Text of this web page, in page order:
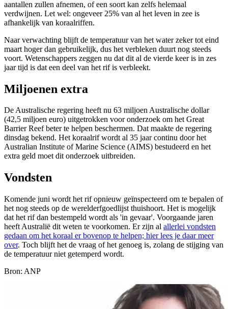
aantallen zullen afnemen, of een soort kan zelfs helemaal
verdwijnen. Let wel: ongeveer 25% van al het leven in zee is
afhankelijk van koraalriffen.
Naar verwachting blijft de temperatuur van het water zeker tot eind
maart hoger dan gebruikelijk, dus het verbleken duurt nog steeds
voort. Wetenschappers zeggen nu dat dit al de vierde keer is in zes
jaar tijd is dat een deel van het rif is verbleekt.
Miljoenen extra
De Australische regering heeft nu 63 miljoen Australische dollar
(42,5 miljoen euro) uitgetrokken voor onderzoek om het Great
Barrier Reef beter te helpen beschermen. Dat maakte de regering
dinsdag bekend. Het koraalrif wordt al 35 jaar continu door het
Australian Institute of Marine Science (AIMS) bestudeerd en het
extra geld moet dit onderzoek uitbreiden.
Vondsten
Komende juni wordt het rif opnieuw geïnspecteerd om te bepalen of
het nog steeds op de werelderfgoedlijst thuishoort. Het is mogelijk
dat het rif dan bestempeld wordt als 'in gevaar'. Voorgaande jaren
heeft Australië dit weten te voorkomen. Er zijn al allerlei vondsten
gedaan om het koraal er bovenop te helpen; hier lees je daar meer
over. Toch blijft het de vraag of het genoeg is, zolang de stijging van
de temperatuur niet getemperd wordt.
Bron: ANP